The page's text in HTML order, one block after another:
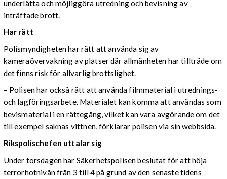
underlätta och möjliggöra utredning och bevisning av
inträffade brott.
Har rätt
Polismyndigheten har rätt att använda sig av
kameraövervakning av platser där allmänheten har tillträde om
det finns risk för allvarlig brottslighet.
– Polisen har också rätt att använda filmmaterial i utrednings-
och lagföringsarbete. Materialet kan komma att användas som
bevismaterial i en rättegång, vilket kan vara avgörande om det
till exempel saknas vittnen, förklarar polisen via sin webbsida.
Rikspolischefen uttalar sig
Under torsdagen har Säkerhetspolisen beslutat för att höja
terrorhotnivån från 3 till 4 på grund av den senaste tidens